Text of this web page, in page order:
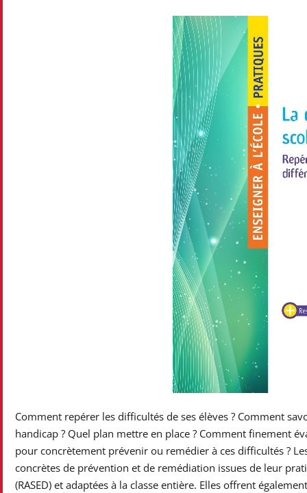
Comment repérer les difficultés de ses élèves ? Comment
handicap ? Quel plan mettre en place ? Comment finement
pour concrètement prévenir ou remédier à ces difficultés ?
concrètes de prévention et de remédiation issues de leur
(RASED) et adaptées à la classe entière. Elles offrent